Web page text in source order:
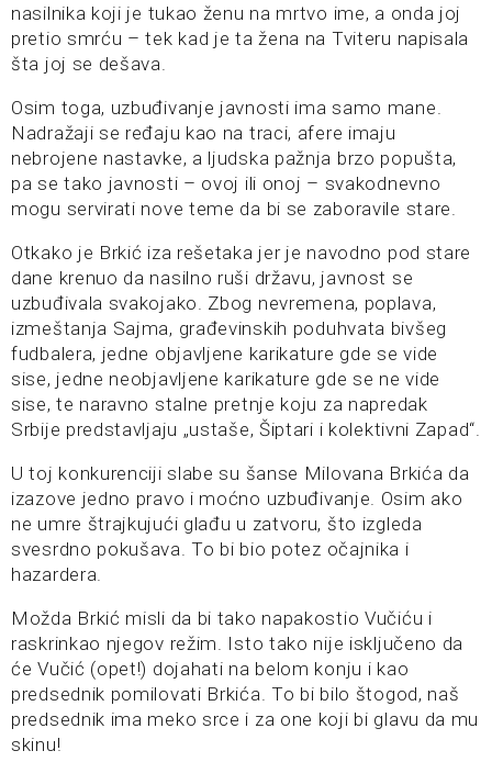
nasilnika koji je tukao ženu na mrtvo ime, a onda joj
pretio smrću – tek kad je ta žena na Tviteru napisala
šta joj se dešava.
Osim toga, uzbuđivanje javnosti ima samo mane.
Nadražaji se ređaju kao na traci, afere imaju
nebrojene nastavke, a ljudska pažnja brzo popušta,
pa se tako javnosti – ovoj ili onoj – svakodnevno
mogu servirati nove teme da bi se zaboravile stare.
Otkako je Brkić iza rešetaka jer je navodno pod stare
dane krenuo da nasilno ruši državu, javnost se
uzbuđivala svakojako. Zbog nevremena, poplava,
izmeštanja Sajma, građevinskih poduhvata bivšeg
fudbalera, jedne objavljene karikature gde se vide
sise, jedne neobjavljene karikature gde se ne vide
sise, te naravno stalne pretnje koju za napredak
Srbije predstavljaju „ustaše, Šiptari i kolektivni Zapad“.
U toj konkurenciji slabe su šanse Milovana Brkića da
izazove jedno pravo i moćno uzbuđivanje. Osim ako
ne umre štrajkujući glađu u zatvoru, što izgleda
svesrdno pokušava. To bi bio potez očajnika i
hazardera.
Možda Brkić misli da bi tako napakostio Vučiću i
raskrinkao njegov režim. Isto tako nije isključeno da
će Vučić (opet!) dojahati na belom konju i kao
predsednik pomilovati Brkića. To bi bilo štogod, naš
predsednik ima meko srce i za one koji bi glavu da mu
skinu!